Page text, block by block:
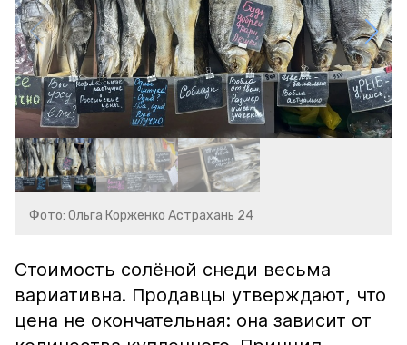
Фото: Ольга Корженко Астрахань 24
Стоимость солёной снеди весьма
вариативна. Продавцы утверждают, что
цена не окончательная: она зависит от